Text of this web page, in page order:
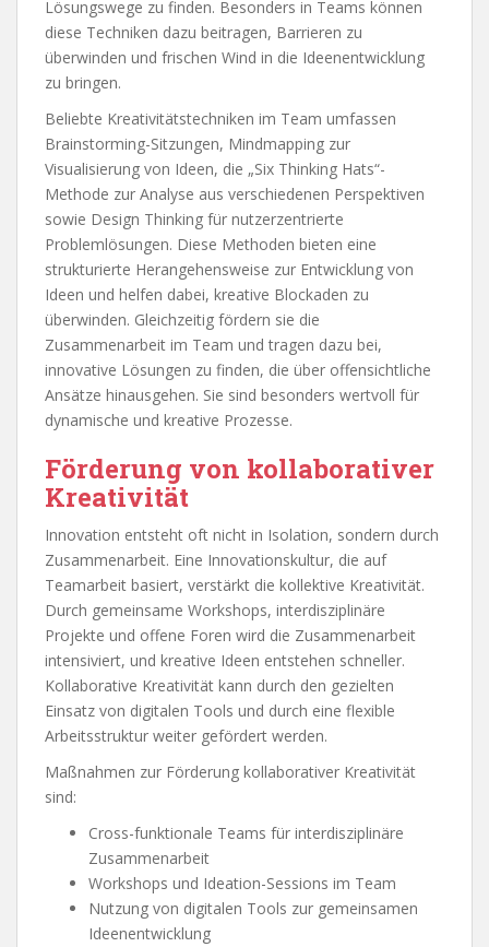
Lösungswege zu finden. Besonders in Teams können
diese Techniken dazu beitragen, Barrieren zu
überwinden und frischen Wind in die Ideenentwicklung
zu bringen.
Beliebte Kreativitätstechniken im Team umfassen
Brainstorming-Sitzungen, Mindmapping zur
Visualisierung von Ideen, die „Six Thinking Hats“-
Methode zur Analyse aus verschiedenen Perspektiven
sowie Design Thinking für nutzerzentrierte
Problemlösungen. Diese Methoden bieten eine
strukturierte Herangehensweise zur Entwicklung von
Ideen und helfen dabei, kreative Blockaden zu
überwinden. Gleichzeitig fördern sie die
Zusammenarbeit im Team und tragen dazu bei,
innovative Lösungen zu finden, die über offensichtliche
Ansätze hinausgehen. Sie sind besonders wertvoll für
dynamische und kreative Prozesse.
Förderung von kollaborativer
Kreativität
Innovation entsteht oft nicht in Isolation, sondern durch
Zusammenarbeit. Eine Innovationskultur, die auf
Teamarbeit basiert, verstärkt die kollektive Kreativität.
Durch gemeinsame Workshops, interdisziplinäre
Projekte und offene Foren wird die Zusammenarbeit
intensiviert, und kreative Ideen entstehen schneller.
Kollaborative Kreativität kann durch den gezielten
Einsatz von digitalen Tools und durch eine flexible
Arbeitsstruktur weiter gefördert werden.
Maßnahmen zur Förderung kollaborativer Kreativität
sind:
Cross-funktionale Teams für interdisziplinäre
Zusammenarbeit
Workshops und Ideation-Sessions im Team
Nutzung von digitalen Tools zur gemeinsamen
Ideenentwicklung